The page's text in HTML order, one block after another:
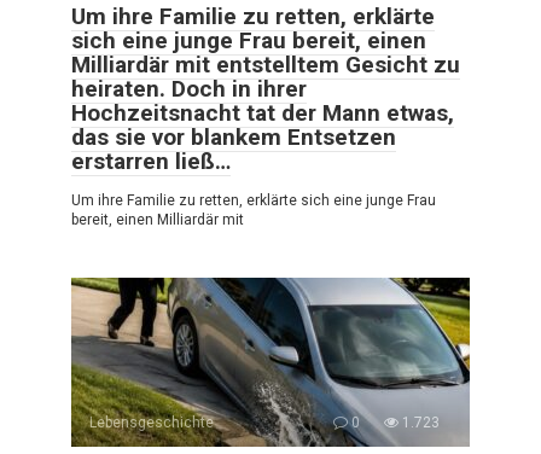
Um ihre Familie zu retten, erklärte
sich eine junge Frau bereit, einen
Milliardär mit entstelltem Gesicht zu
heiraten. Doch in ihrer
Hochzeitsnacht tat der Mann etwas,
das sie vor blankem Entsetzen
erstarren ließ…
Um ihre Familie zu retten, erklärte sich eine junge Frau
bereit, einen Milliardär mit
Lebensgeschichte 0 1.723